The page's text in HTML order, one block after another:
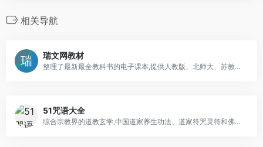
相关导航
瑞文网教材
整理了最新最全教科书的电子课本,提供人教版、北师大、苏教版、沪教版、浙教版、鲁科版、仁爱版英语等电子课本在线阅读
51咒语大全
综合宗教界的道教玄学,中国道家养生功法、道家符咒灵符和佛教咒语大全,传播佛教因果故事、佛教电视剧、佛教电影正能量,为爱好神秘文化的修行者提供法术咒语与符咒